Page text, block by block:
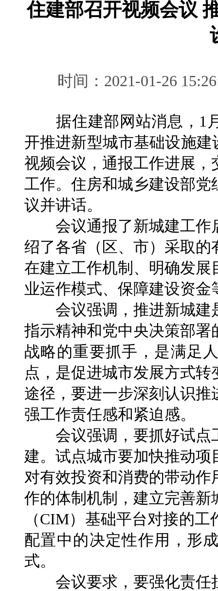
住建部召开视频会议
时间：2021-01-26
据住建部网站消息，1月
开推进新型城市基础设施
视频会议，通报工作进展
工作。住房和城乡建设部
议并讲话。
会议通报了新城建工作
绍了各省（区、市）采取
在建立工作机制、明确发
业运作模式、保障建设资金
会议强调，推进新城建
指示精神和党中央决策部
战略的重要抓手，是满足
点，是促进城市发展方式
途径，要进一步深刻认识
强工作责任感和紧迫感。
会议强调，要抓好试点
建。试点城市要加快推动
对有效投资和消费的带动
作的体制机制，建立完善
（CIM）基础平台对接的
配置中的决定性作用，形
式。
会议要求，要强化责任